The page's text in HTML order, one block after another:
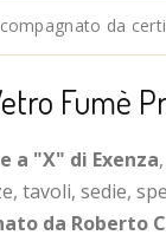
da
Fumè
a "X" di Exenza
tavoli, sedie,
da Roberto